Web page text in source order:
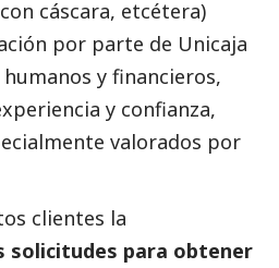
cáscara, etcétera)
por parte de Unicaja
y financieros,
y confianza,
valorados por
clientes la
solicitudes para obtener